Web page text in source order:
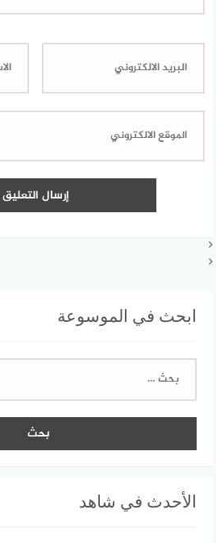
ابحث في الموسوعة
البحث
الأحدث في شاهد